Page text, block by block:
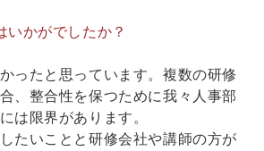
いかがでしたか？
ったと思っています。複数の研修
、整合性を保つために我々人事部
は限界があります。
たいことと研修会社や講師の方が